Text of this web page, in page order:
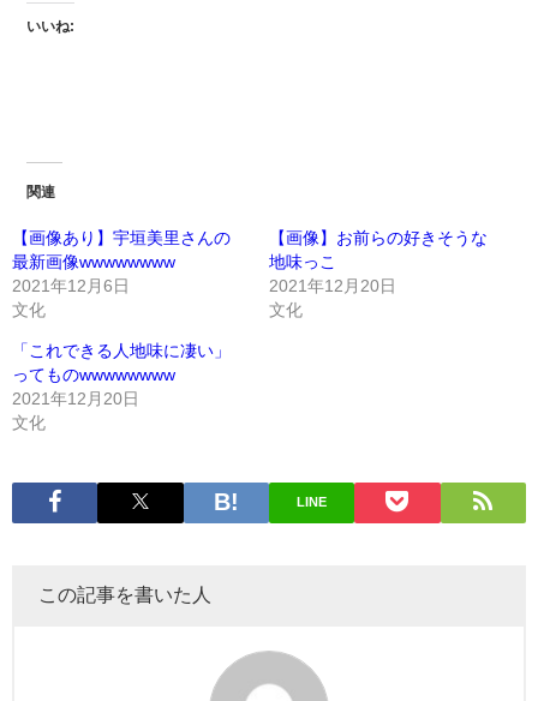
いいね:
関連
【画像あり】宇垣美里さんの
最新画像wwwwwwww
2021年12月6日
文化
【画像】お前らの好きそうな
地味っこ
2021年12月20日
文化
「これできる人地味に凄い」
ってものwwwwwwww
2021年12月20日
文化
LINE
この記事を書いた人